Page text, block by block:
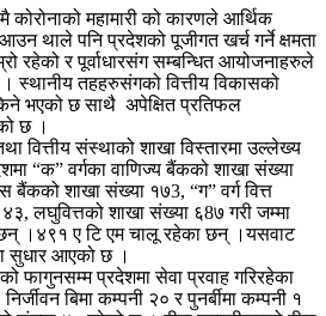
कोरोनाको महामारी को कारणले आर्थिक
थाले पनि प्रदेशको पूजीगत खर्च गर्ने क्षमता
रहेको र पूर्वाधारसंग सम्बन्धित आयोजनाहरुले
स्थानीय तहहरुसंगको वित्तीय विकासको
भएको छ साथै अपेक्षित प्रतिफल
छ ।
वित्तीय संस्थाको शाखा विस्तारमा उल्लेख्य
“क” वर्गका वाणिज्य बैंकको शाखा संख्या
बैंकको शाखा संख्या १७3, “ग” वर्ग वित्त
लघुवित्तको शाखा संख्या ६8७ गरी जम्मा
।४९१ ए टि एम चालू रहेका छन् ।यसवाट
सुधार आएको छ ।
फागुनसम्म प्रदेशमा सेवा प्रवाह गरिरहेका
बिमा कम्पनी २० र पुनर्बीमा कम्पनी १